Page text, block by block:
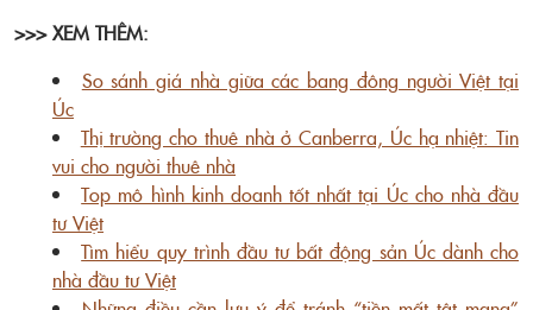
>>> XEM THÊM:
So sánh giá nhà giữa các bang đông người Việt tại
Úc
Thị trường cho thuê nhà ở Canberra, Úc hạ nhiệt: Tin
vui cho người thuê nhà
Top mô hình kinh doanh tốt nhất tại Úc cho nhà đầu
tư Việt
Tìm hiểu quy trình đầu tư bất động sản Úc dành cho
nhà đầu tư Việt